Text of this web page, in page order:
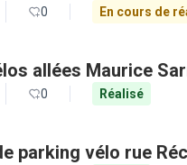
0 En cours de
allées Maurice
0 Réalisé
parking vélo rue